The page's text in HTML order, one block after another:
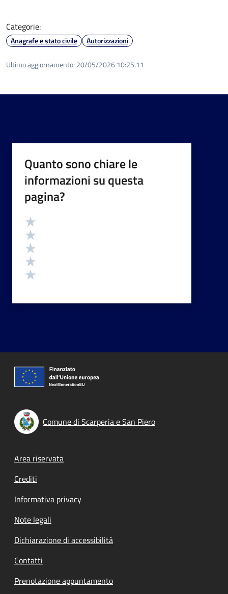
Categorie:
Anagrafe e stato civile Autorizzazioni
Ultimo aggiornamento: 20/05/2026 10:25.11
Quanto sono chiare le
informazioni su questa
pagina?
Valutazione
Comune di Scarperia e San Piero
Footer menu
Area riservata
Crediti
Informativa privacy
Note legali
Dichiarazione di accessibilità
Contatti
Prenotazione appuntamento